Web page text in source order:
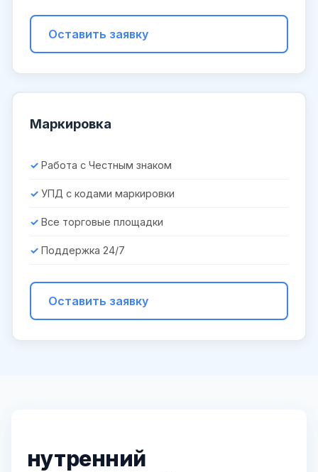
Оставить заявку
Маркировка
Работа с Честным знаком
УПД с кодами маркировки
Все торговые площадки
Поддержка 24/7
Оставить заявку
нутренний